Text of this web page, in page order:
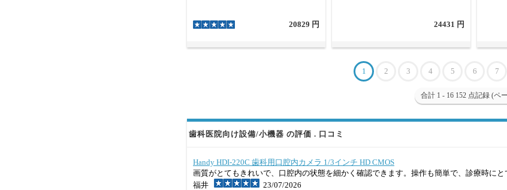
20829 円 24431 円
1 2 3 4 5 6 7
合計 1 - 16 152 点記録 (ペ
歯科医院向け設備/小機器 の評価 . 口コミ
Handy HDI-220C 歯科用口腔内カメラ 1/3インチ HD CMOS
画質がとてもきれいで、口腔内の状態を細かく確認できます。操作も簡単で、診療時にと
福井
23/07/2026